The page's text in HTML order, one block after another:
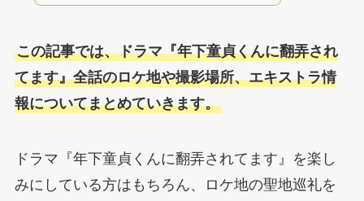
この記事では、ドラマ『年下童貞くんに翻弄され
てます』全話のロケ地や撮影場所、エキストラ情
報についてまとめていきます。
ドラマ『年下童貞くんに翻弄されてます』を楽し
みにしている方はもちろん、ロケ地の聖地巡礼を